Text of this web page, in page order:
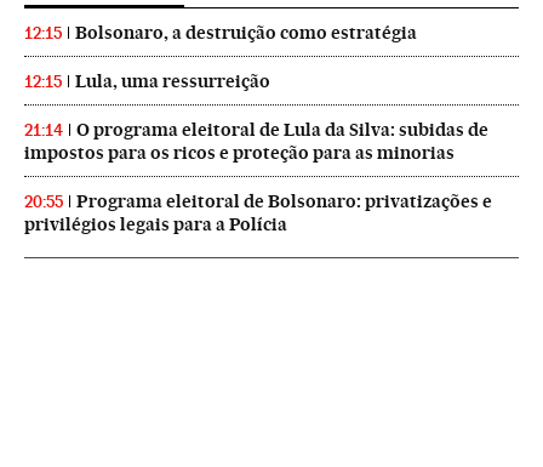
12:15 Bolsonaro, a destruição como estratégia
12:15 Lula, uma ressurreição
21:14
O programa eleitoral de Lula da Silva: subidas de
impostos para os ricos e proteção para as minorias
20:55
Programa eleitoral de Bolsonaro: privatizações e
privilégios legais para a Polícia